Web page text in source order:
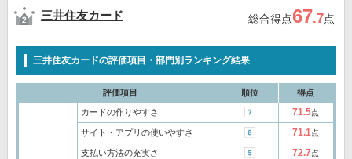
三井住友カード 総合得点67.7点
三井住友カードの評価項目・部門別ランキング結果
評価項目 順位 得点
カードの作りやすさ 71.5点
サイト・アプリの使いやすさ 71.1点
支払い方法の充実さ 72.7点